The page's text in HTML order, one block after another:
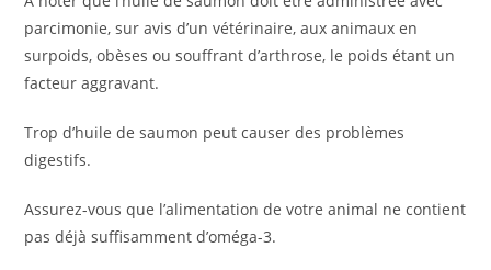
parcimonie, sur avis d’un vétérinaire, aux animaux en
surpoids, obèses ou souffrant d’arthrose, le poids étant un
facteur aggravant.
Trop d’huile de saumon peut causer des problèmes
digestifs.
Assurez-vous que l’alimentation de votre animal ne contient
pas déjà suffisamment d’oméga-3.